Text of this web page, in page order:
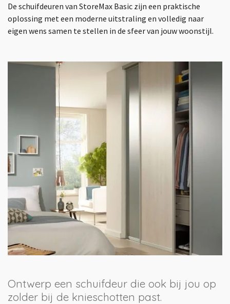
De schuifdeuren van StoreMax Basic zijn een praktische
oplossing met een moderne uitstraling en volledig naar
eigen wens samen te stellen in de sfeer van jouw woonstijl.
Ontwerp een schuifdeur die ook bij jou op
zolder bij de knieschotten past.